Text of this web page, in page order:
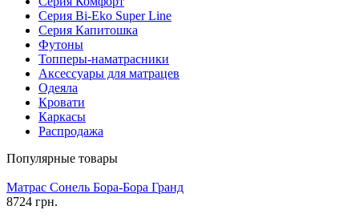
Серия Bi-Eko Super Line
Серия Капитошка
Футоны
Топперы-наматрасники
Аксессуары для матрацев
Одеяла
Кровати
Каркасы
Распродажа
Популярные товары
Матрас Сонель Бора-Бора Гранд
8724 грн.